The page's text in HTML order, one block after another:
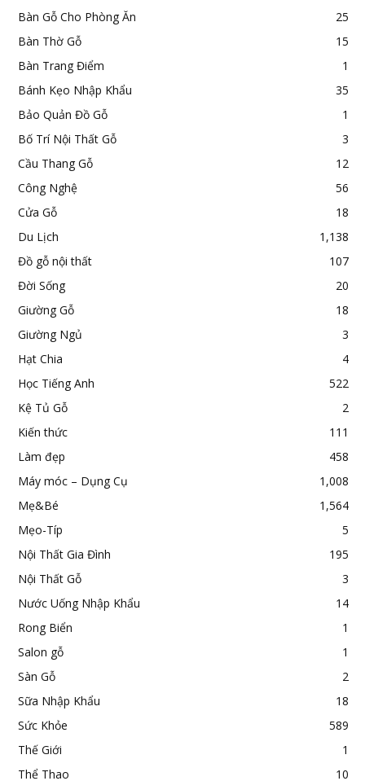
Bàn Gỗ Cho Phòng Ăn
25
Bàn Thờ Gỗ
15
Bàn Trang Điểm
1
Bánh Kẹo Nhập Khẩu
35
Bảo Quản Đồ Gỗ
1
Bố Trí Nội Thất Gỗ
3
Cầu Thang Gỗ
12
Công Nghệ
56
Cửa Gỗ
18
Du Lịch
1,138
Đồ gỗ nội thất
107
Đời Sống
20
Giường Gỗ
18
Giường Ngủ
3
Hạt Chia
4
Học Tiếng Anh
522
Kệ Tủ Gỗ
2
Kiến thức
111
Làm đẹp
458
Máy móc – Dụng Cụ
1,008
Mẹ&Bé
1,564
Mẹo-Típ
5
Nội Thất Gia Đình
195
Nội Thất Gỗ
3
Nước Uống Nhập Khẩu
14
Rong Biển
1
Salon gỗ
1
Sàn Gỗ
2
Sữa Nhập Khẩu
18
Sức Khỏe
589
Thế Giới
1
Thể Thao
10